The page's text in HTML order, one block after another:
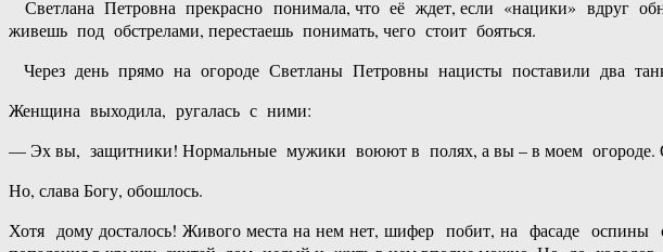
Светлана Петровна прекрасно понимала, что её ждет, если «нацики»
живешь под обстрелами, перестаешь понимать, чего стоит бояться.
Через день прямо на огороде Светланы Петровны нацисты поставили два
Женщина выходила, ругалась с ними:
— Эх вы, защитники! Нормальные мужики воюют в полях, а вы – в моем огороде.
Но, слава Богу, обошлось.
Хотя дому досталось! Живого места на нем нет, шифер побит, на фасаде